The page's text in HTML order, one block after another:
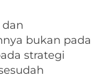
bukan pada
strategi